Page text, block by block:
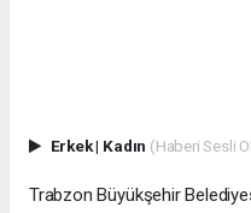
Erkek| Kadın (Haberi Sesli
Trabzon Büyükşehir